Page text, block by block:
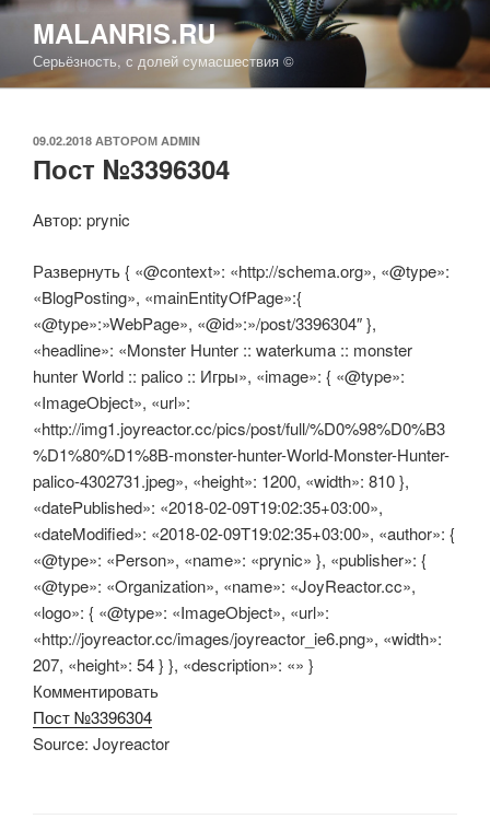
Перейти
содержимому
MALANRIS.RU
Серьёзность, с долей сумасшествия ©
ОПУБЛИКОВАНО
09.02.2018 АВТОРОМ ADMIN
Пост №3396304
Автор: prynic
Развернуть { «@context»: «http://schema.org», «@type»:
«BlogPosting», «mainEntityOfPage»:{
«@type»:»WebPage», «@id»:»/post/3396304″ },
«headline»: «Monster Hunter :: waterkuma :: monster
hunter World :: palico :: Игры», «image»: { «@type»:
«ImageObject», «url»:
«http://img1.joyreactor.cc/pics/post/full/%D0%98%D0%B3
%D1%80%D1%8B-monster-hunter-World-Monster-Hunter-
palico-4302731.jpeg», «height»: 1200, «width»: 810 },
«datePublished»: «2018-02-09T19:02:35+03:00»,
«dateModified»: «2018-02-09T19:02:35+03:00», «author»: {
«@type»: «Person», «name»: «prynic» }, «publisher»: {
«@type»: «Organization», «name»: «JoyReactor.cc»,
«logo»: { «@type»: «ImageObject», «url»:
«http://joyreactor.cc/images/joyreactor_ie6.png», «width»:
207, «height»: 54 } }, «description»: «» }
Комментировать
Пост №3396304
Source: Joyreactor